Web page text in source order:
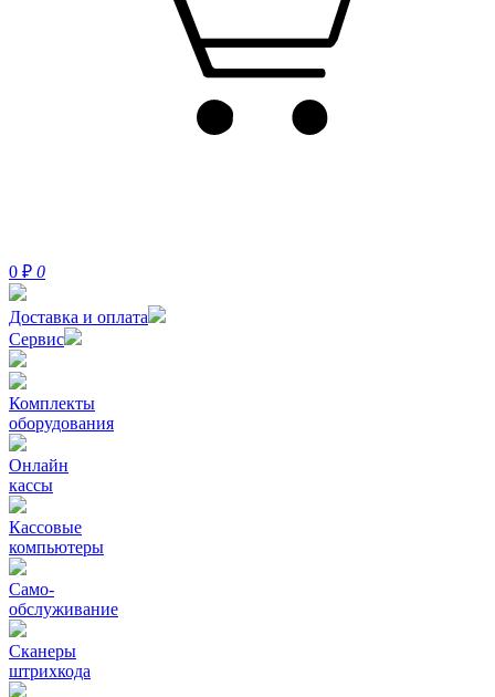
0 ₽ 0
Доставка и оплата
Сервис
Комплекты
оборудования
Онлайн
кассы
Кассовые
компьютеры
Само-
обслуживание
Сканеры
штрихкода